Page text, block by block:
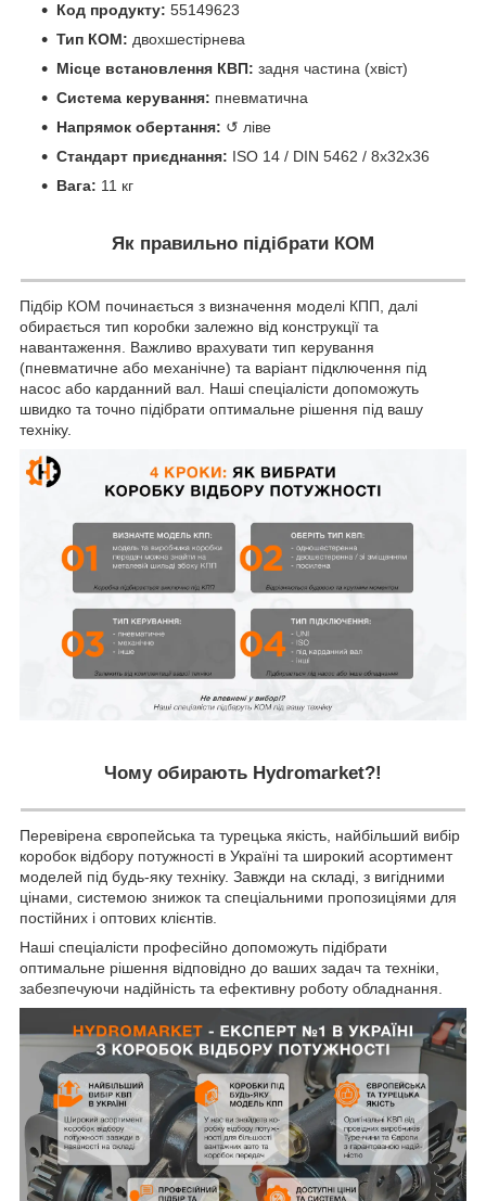
Код продукту: 55149623
Тип КОМ: двохшестірнева
Місце встановлення КВП: задня частина (хвіст)
Система керування: пневматична
Напрямок обертання: ↺ ліве
Стандарт приєднання: ISO 14 / DIN 5462 / 8x32x36
Вага: 11 кг
Як правильно підібрати КОМ
Підбір КОМ починається з визначення моделі КПП, далі
обирається тип коробки залежно від конструкції та
навантаження. Важливо врахувати тип керування
(пневматичне або механічне) та варіант підключення під
насос або карданний вал. Наші спеціалісти допоможуть
швидко та точно підібрати оптимальне рішення під вашу
техніку.
Чому обирають Hydromarket?!
Перевірена європейська та турецька якість, найбільший вибір
коробок відбору потужності в Україні та широкий асортимент
моделей під будь-яку техніку. Завжди на складі, з вигідними
цінами, системою знижок та спеціальними пропозиціями для
постійних і оптових клієнтів.
Наші спеціалісти професійно допоможуть підібрати
оптимальне рішення відповідно до ваших задач та техніки,
забезпечуючи надійність та ефективну роботу обладнання.